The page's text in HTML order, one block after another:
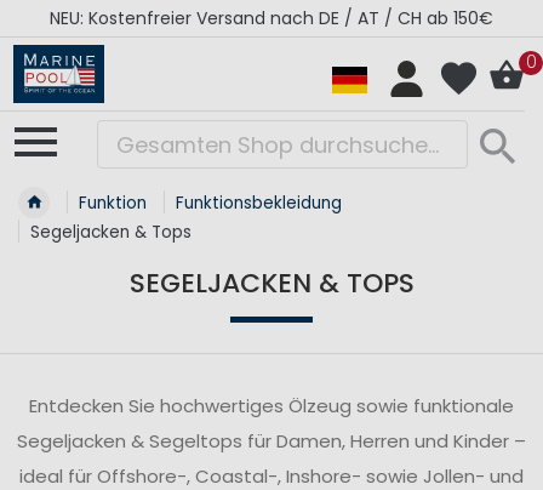
RÉGATES ROYALES Kollektion - Super Sale
0
Funktion
Funktionsbekleidung
Segeljacken & Tops
SEGELJACKEN & TOPS
Entdecken Sie hochwertiges Ölzeug sowie funktionale
Segeljacken & Segeltops für Damen, Herren und Kinder –
ideal für Offshore-, Coastal-, Inshore- sowie Jollen- und